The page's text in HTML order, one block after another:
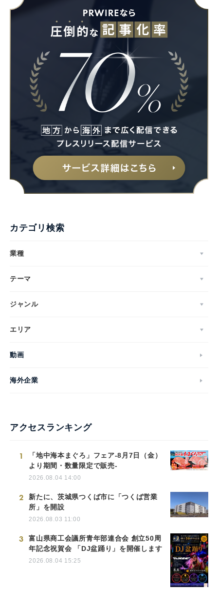
カテゴリ検索
業種
テーマ
ジャンル
エリア
動画
海外企業
アクセスランキング
1
「地中海本まぐろ」フェア-8月7日（金）
より期間・数量限定で販売-
2026.08.04 14:00
2
新たに、茨城県つくば市に「つくば営業
所」を開設
2026.08.03 11:00
3
富山県商工会議所青年部連合会 創立50周
年記念祝賀会 「DJ盆踊り」を開催します
2026.08.04 15:25